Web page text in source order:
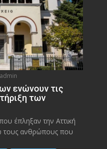
ενώνουν τις
των
έπληξαν την Αττική
τους ανθρώπους που